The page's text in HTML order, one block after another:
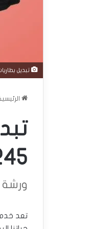
تبديل بطاريات
ورشة
تعد